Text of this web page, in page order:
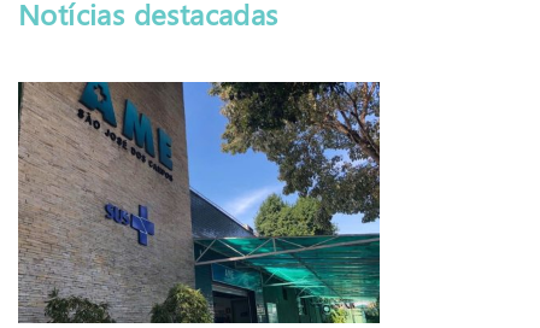
Notícias destacadas